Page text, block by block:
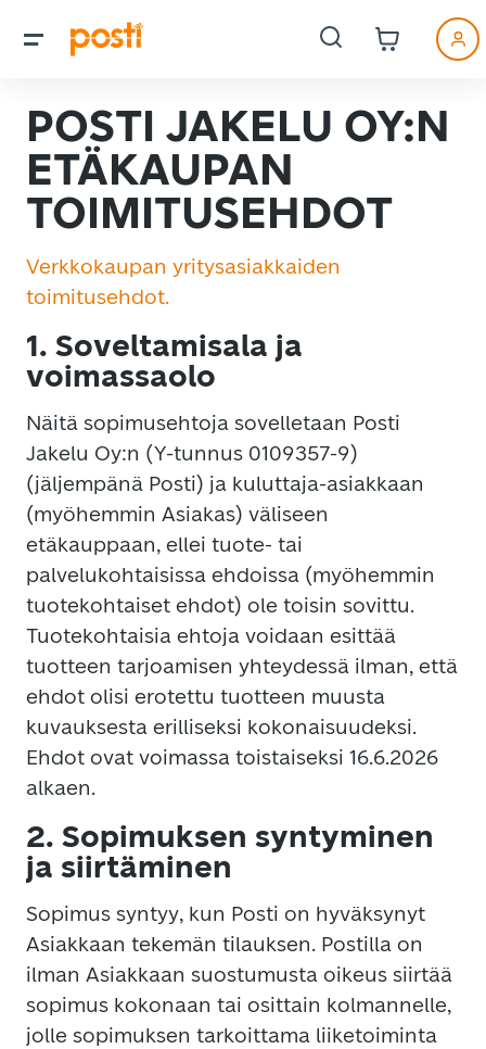
POSTI JAKELU OY:N
ETÄKAUPAN
TOIMITUSEHDOT
Verkkokaupan yritysasiakkaiden
toimitusehdot.
1. Soveltamisala ja
voimassaolo
Näitä sopimusehtoja sovelletaan Posti
Jakelu Oy:n (Y-tunnus 0109357-9)
(jäljempänä Posti) ja kuluttaja-asiakkaan
(myöhemmin Asiakas) väliseen
etäkauppaan, ellei tuote- tai
palvelukohtaisissa ehdoissa (myöhemmin
tuotekohtaiset ehdot) ole toisin sovittu.
Tuotekohtaisia ehtoja voidaan esittää
tuotteen tarjoamisen yhteydessä ilman, että
ehdot olisi erotettu tuotteen muusta
kuvauksesta erilliseksi kokonaisuudeksi.
Ehdot ovat voimassa toistaiseksi 16.6.2026
alkaen.
2. Sopimuksen syntyminen
ja siirtäminen
Sopimus syntyy, kun Posti on hyväksynyt
Asiakkaan tekemän tilauksen. Postilla on
ilman Asiakkaan suostumusta oikeus siirtää
sopimus kokonaan tai osittain kolmannelle,
jolle sopimuksen tarkoittama liiketoiminta